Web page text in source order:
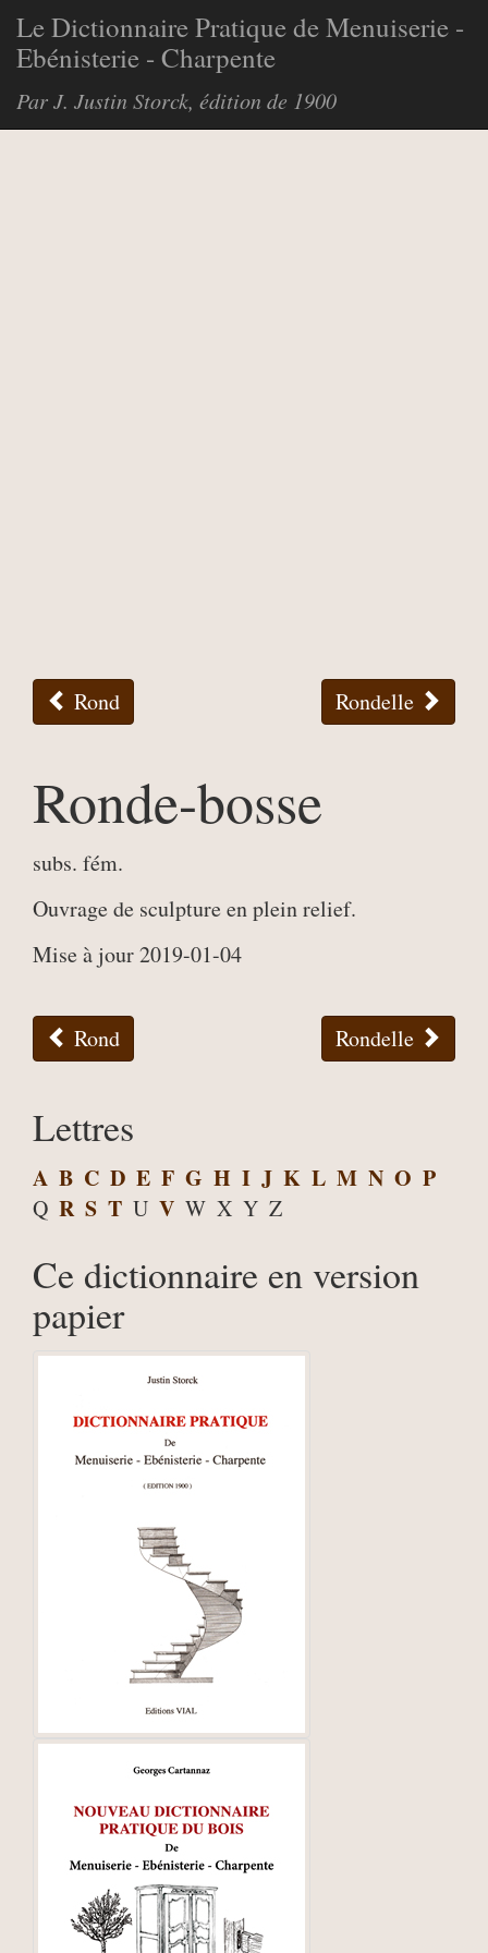
Le Dictionnaire Pratique de Menuiserie -
Ebénisterie - Charpente
Par J. Justin Storck, édition de 1900
Rond Rondelle
Ronde-bosse
subs. fém.
Ouvrage de sculpture en plein relief.
Mise à jour 2019-01-04
Rond Rondelle
Lettres
A B C D E F G H I J K L M N O P
Q R S T U V W X Y Z
Ce dictionnaire en version
papier